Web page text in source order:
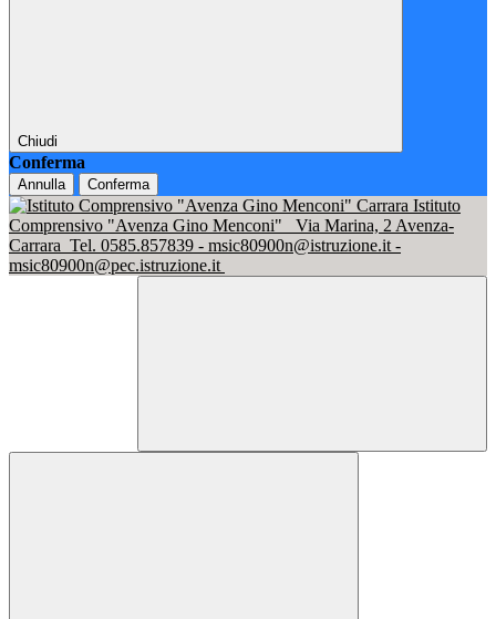
Chiudi
Conferma
Annulla Conferma
Istituto
Comprensivo "Avenza Gino Menconi"
Via Marina, 2 Avenza-
Carrara Tel. 0585.857839 - msic80900n@istruzione.it -
msic80900n@pec.istruzione.it